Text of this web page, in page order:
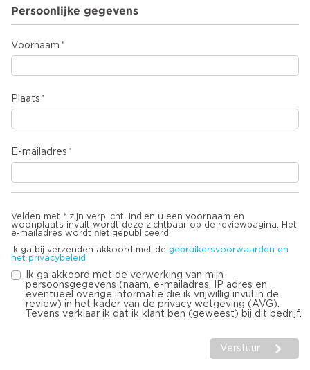
Persoonlijke gegevens
Voornaam
Plaats
E-mailadres
Velden met * zijn verplicht. Indien u een voornaam en
woonplaats invult wordt deze zichtbaar op de reviewpagina. Het
e-mailadres wordt niet gepubliceerd.
Ik ga bij verzenden akkoord met de gebruikersvoorwaarden en
het privacybeleid
Ik ga akkoord met de verwerking van mijn
persoonsgegevens (naam, e-mailadres, IP adres en
eventueel overige informatie die ik vrijwillig invul in de
review) in het kader van de privacy wetgeving (AVG).
Tevens verklaar ik dat ik klant ben (geweest) bij dit bedrijf.
Verstuur